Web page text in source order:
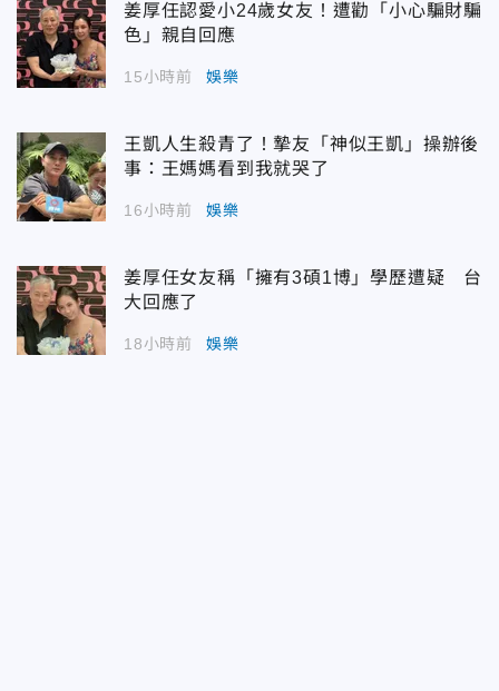
姜厚任認愛小24歲女友！遭勸「小心騙財騙
色」親自回應
15小時前 娛樂
王凱人生殺青了！摯友「神似王凱」操辦後
事：王媽媽看到我就哭了
16小時前 娛樂
姜厚任女友稱「擁有3碩1博」學歷遭疑 台
大回應了
18小時前 娛樂